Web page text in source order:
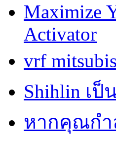
Maximize
Activator
vrf
Shihlin เ
หากคุณกำ